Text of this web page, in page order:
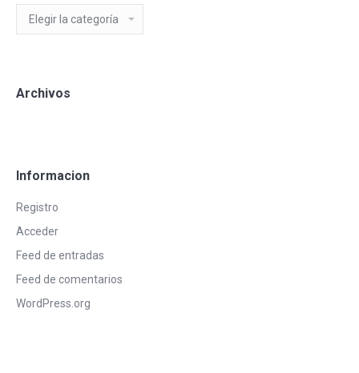
Blog
Archivos
Informacion
Registro
Acceder
Feed de entradas
Feed de comentarios
WordPress.org